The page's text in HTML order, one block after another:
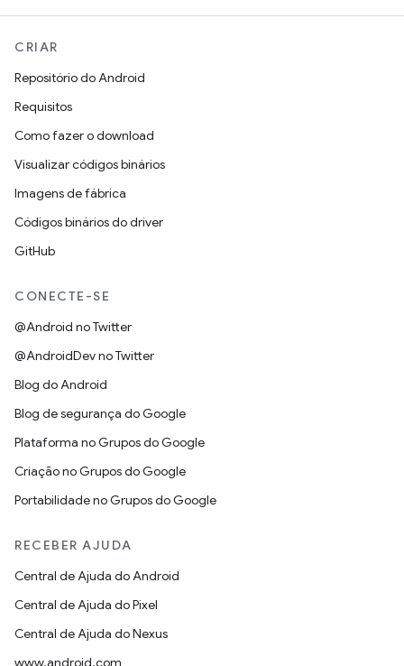
CRIAR
Repositório do Android
Requisitos
Como fazer o download
Visualizar códigos binários
Imagens de fábrica
Códigos binários do driver
GitHub
CONECTE-SE
@Android no Twitter
@AndroidDev no Twitter
Blog do Android
Blog de segurança do Google
Plataforma no Grupos do Google
Criação no Grupos do Google
Portabilidade no Grupos do Google
RECEBER AJUDA
Central de Ajuda do Android
Central de Ajuda do Pixel
Central de Ajuda do Nexus
www.android.com